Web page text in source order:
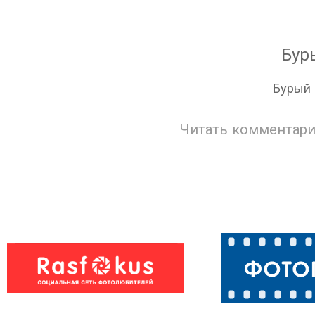
Бурый
Читать